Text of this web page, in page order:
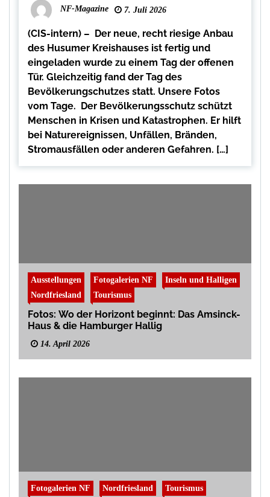
NF-Magazine 7. Juli 2026
(CIS-intern) – Der neue, recht riesige Anbau
des Husumer Kreishauses ist fertig und
eingeladen wurde zu einem Tag der offenen
Tür. Gleichzeitig fand der Tag des
Bevölkerungschutzes statt. Unsere Fotos
vom Tage. Der Bevölkerungsschutz schützt
Menschen in Krisen und Katastrophen. Er hilft
bei Naturereignissen, Unfällen, Bränden,
Stromausfällen oder anderen Gefahren. […]
Ausstellungen Fotogalerien NF
Inseln und Halligen
Nordfriesland
Tourismus
Fotos: Wo der Horizont beginnt: Das Amsinck-
Haus & die Hamburger Hallig
14. April 2026
Fotogalerien NF Nordfriesland Tourismus